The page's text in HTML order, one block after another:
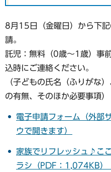
8月15日（金曜日）から下
請。
託児：無料（0歳～1歳）事
込時にご連絡ください。
（子どもの氏名（ふりがな
の有無、そのほか必要事項）
電子申請フォーム（外部
ウで開きます）
家族でリフレッシュ♪こ
ラシ（PDF：1,074KB）